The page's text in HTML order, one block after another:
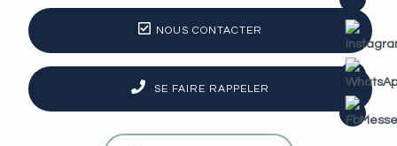
NOUS CONTACTER
SE FAIRE RAPPELER